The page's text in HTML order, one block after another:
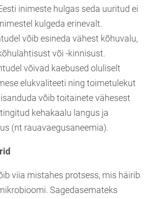
inimeste hulgas seda uuritud ei
kulgeda erinevalt.
võib esineda vähest kõhuvalu,
või -kinnisust.
võivad kaebused oluliselt
elukvaliteeti ning toimetulekut
võib toitainete vähesest
kehakaalu langus ja
(nt rauavaegusaneemia).
viia mistahes protsess, mis häirib
Sagedasemateks